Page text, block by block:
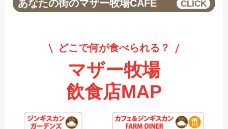
あなたの街のマザー牧場CAFE
どこで何が食べられる？
マザー牧場
飲食店MAP